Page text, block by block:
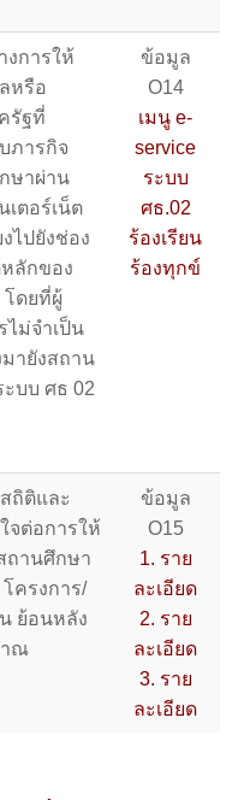
งการให้
หรือ
รัฐที่
ภารกิจ
ษาผ่าน
เตอร์เน็ต
ไปยังช่อง
หลักของ
ดยที่ผู้
ไม่จำเป็น
มายังสถาน
บบ ศธ 02
ข้อมูล
O14
เมนู e-
service
ระบบ
ศธ.02
ร้องเรียน
ร้องทุกข์
ถิติและ
จต่อการให้
ถานศึกษา
ครงการ/
ย้อนหลัง
าณ
ข้อมูล
O15
1. ราย
ละเอียด
2. ราย
ละเอียด
3. ราย
ละเอียด